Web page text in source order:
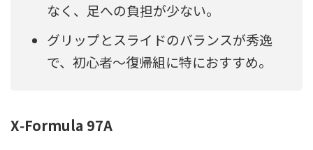
なく、足への負担が少ない。
グリップとスライドのバランスが秀逸
で、初心者〜復帰組に特におすすめ。
X‑Formula 97A